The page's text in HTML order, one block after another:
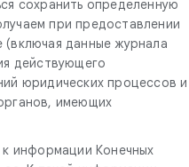
сохранить определенную
при предоставлении
данные журнала
действующего
юридических процессов и
имеющих
информации Конечных